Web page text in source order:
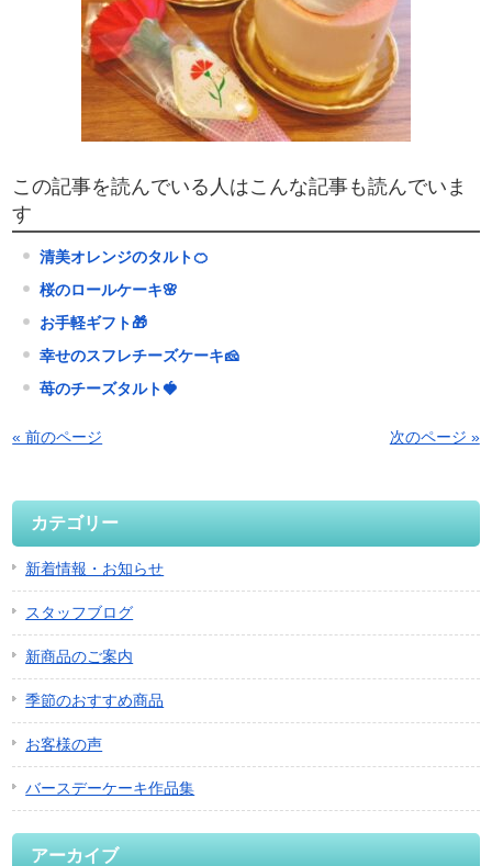
この記事を読んでいる人はこんな記事も読んでいま
す
清美オレンジのタルト🍊
桜のロールケーキ🌸
お手軽ギフト🎁
幸せのスフレチーズケーキ🧀
苺のチーズタルト🍓
« 前のページ 次のページ »
カテゴリー
新着情報・お知らせ
スタッフブログ
新商品のご案内
季節のおすすめ商品
お客様の声
バースデーケーキ作品集
アーカイブ